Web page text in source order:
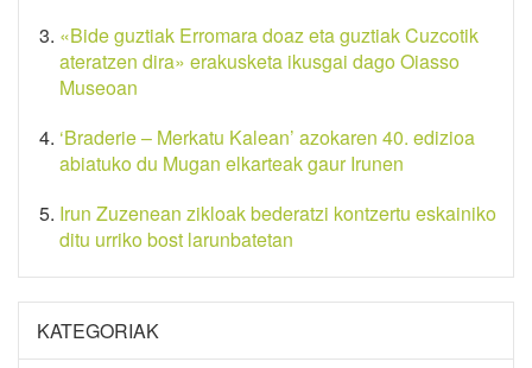
«Bide guztiak Erromara doaz eta guztiak Cuzcotik
ateratzen dira» erakusketa ikusgai dago Oiasso
Museoan
‘Braderie – Merkatu Kalean’ azokaren 40. edizioa
abiatuko du Mugan elkarteak gaur Irunen
Irun Zuzenean zikloak bederatzi kontzertu eskainiko
ditu urriko bost larunbatetan
KATEGORIAK